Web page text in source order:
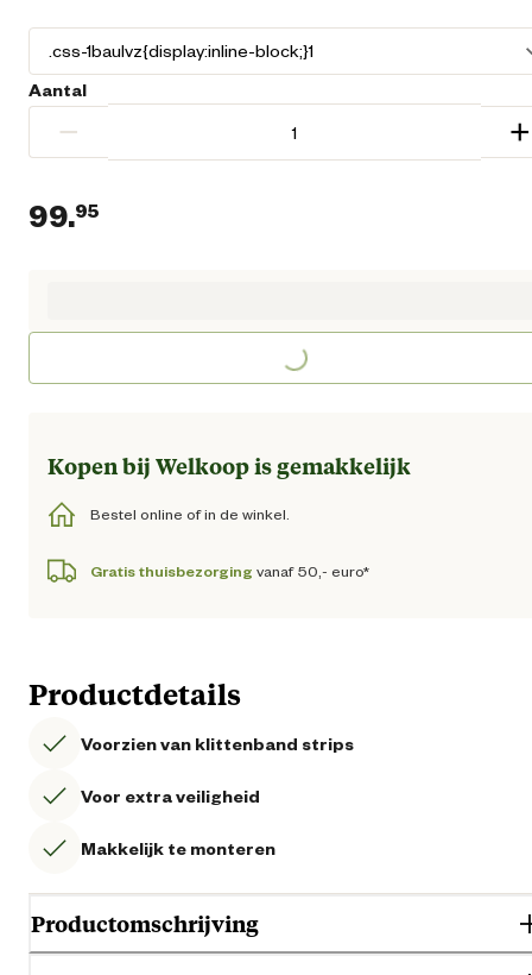
Aantal
− +
99.95
Loading...
Kopen bij Welkoop is gemakkelijk
Bestel online of in de winkel.
Gratis thuisbezorging vanaf 50,- euro*
Productdetails
Voorzien van klittenband strips
Voor extra veiligheid
Makkelijk te monteren
Productomschrijving